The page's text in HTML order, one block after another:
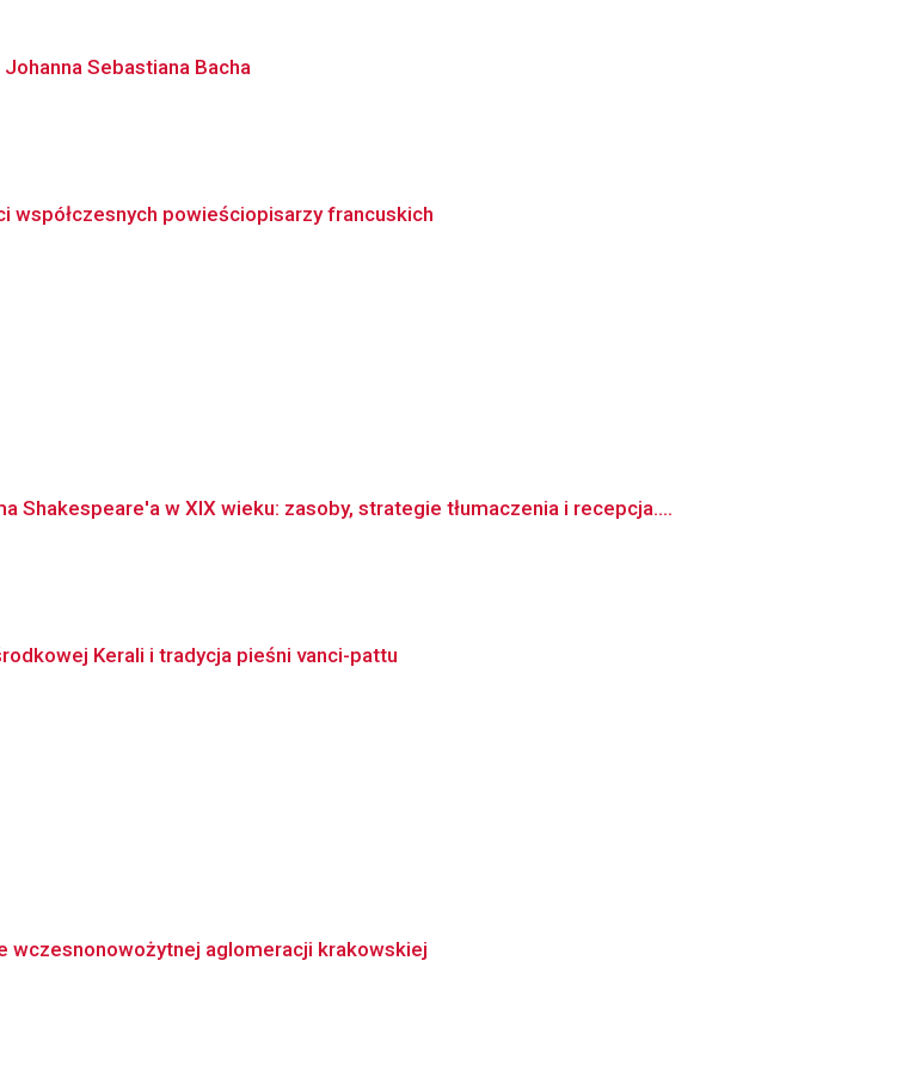
Sebastiana Bacha
powieściopisarzy francuskich
Shakespeare'a w XIX wieku: zasoby, strategie tłumaczenia i recepcja....
Kerali i tradycja pieśni vanci-pattu
wczesnonowożytnej aglomeracji krakowskiej